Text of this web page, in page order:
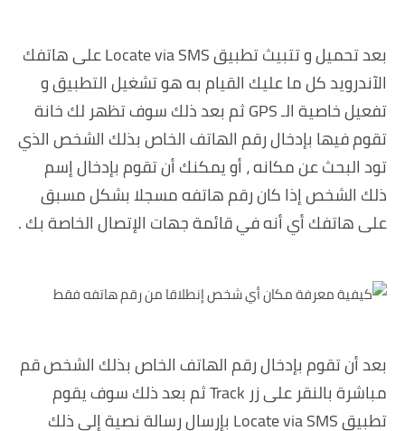
بعد تحميل و تتبيث تطبيق Locate via SMS على هاتفك
الآندرويد كل ما عليك القيام به هو تشغيل التطبيق و
تفعيل خاصية الـ GPS ثم بعد ذلك سوف تظهر لك خانة
تقوم فيها بإدخال رقم الهاتف الخاص بذلك الشخص الذي
تود البحث عن مكانه ، أو يمكنك أن تقوم بإدخال إسم
ذلك الشخص إذا كان رقم هاتفه مسجلا بشكل مسبق
على هاتفك أي أنه في قائمة جهات الإتصال الخاصة بك .
بعد أن تقوم بإدخال رقم الهاتف الخاص بذلك الشخص قم
مباشرة بالنقر على زر Track ثم بعد ذلك سوف يقوم
تطبيق Locate via SMS بإرسال رسالة نصية إلى ذلك